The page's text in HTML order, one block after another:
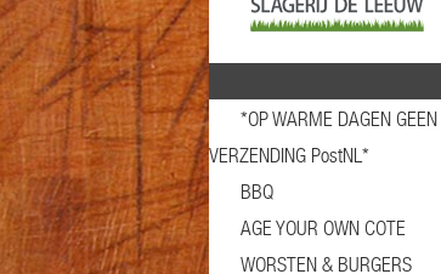
*OP WARME DAGEN GEEN
VERZENDING PostNL*
BBQ
AGE YOUR OWN COTE
WORSTEN & BURGERS